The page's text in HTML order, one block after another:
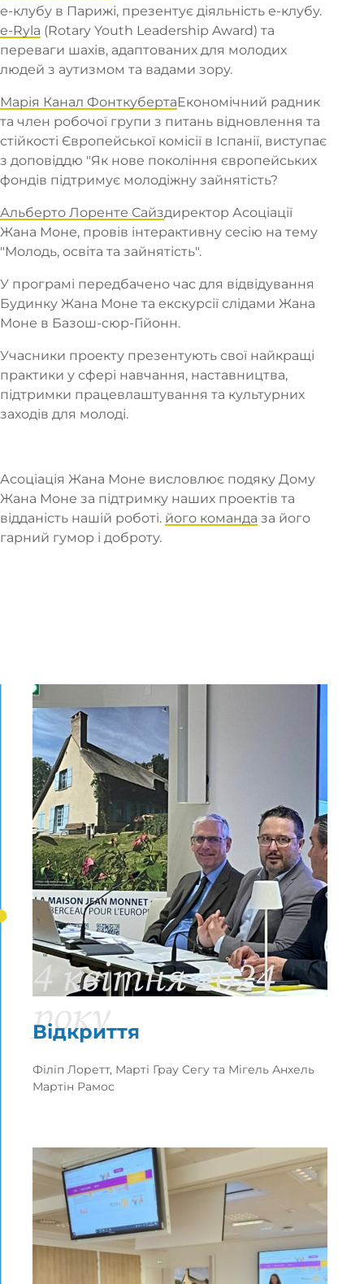
е-клубу в Парижі, презентує діяльність е-клубу.
e-Ryla (Rotary Youth Leadership Award) та
переваги шахів, адаптованих для молодих
людей з аутизмом та вадами зору.
Марія Канал ФонткубертаЕкономічний радник
та член робочої групи з питань відновлення та
стійкості Європейської комісії в Іспанії, виступає
з доповіддю "Як нове покоління європейських
фондів підтримує молодіжну зайнятість?
Альберто Лоренте Сайздиректор Асоціації
Жана Моне, провів інтерактивну сесію на тему
"Молодь, освіта та зайнятість".
У програмі передбачено час для відвідування
Будинку Жана Моне та екскурсії слідами Жана
Моне в Базош-сюр-Гійонн.
Учасники проекту презентують свої найкращі
практики у сфері навчання, наставництва,
підтримки працевлаштування та культурних
заходів для молоді.
Асоціація Жана Моне висловлює подяку Дому
Жана Моне за підтримку наших проектів та
відданість нашій роботі. його команда за його
гарний гумор і доброту.
Відкриття
4 квітня 2024
року
Філіп Лоретт, Марті Грау Сегу та Мігель Анхель
Мартін Рамос